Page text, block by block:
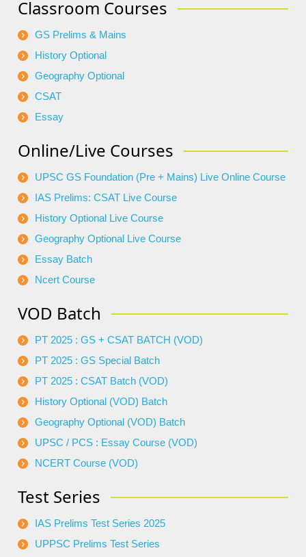
Classroom Courses
GS Prelims & Mains
History Optional
Geography Optional
CSAT
Essay
Online/Live Courses
UPSC GS Foundation (Pre + Mains) Live Online Course
IAS Prelims: CSAT Live Course
History Optional Live Course
Geography Optional Live Course
Essay Batch
Ncert Course
VOD Batch
PT 2025 : GS + CSAT BATCH (VOD)
PT 2025 : GS Special Batch
PT 2025 : CSAT Batch (VOD)
History Optional (VOD) Batch
Geography Optional (VOD) Batch
UPSC / PCS : Essay Course (VOD)
NCERT Course (VOD)
Test Series
IAS Prelims Test Series 2025
UPPSC Prelims Test Series